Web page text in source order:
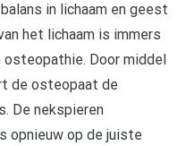
in lichaam en geest
het lichaam is immers
Door middel
de osteopaat de
De nekspieren
opnieuw op de juiste